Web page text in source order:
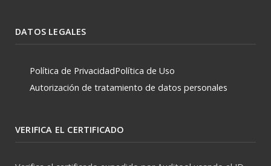
DATOS LEGALES
Política de PrivacidadPolítica de Uso
Autorización de tratamiento de datos personales
VERIFICA EL CERTIFICADO